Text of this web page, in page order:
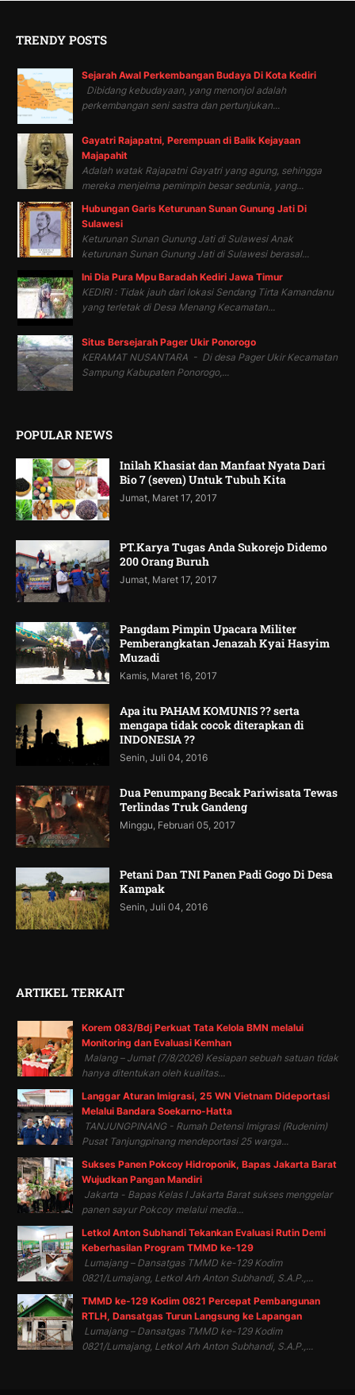
TRENDY POSTS
Sejarah Awal Perkembangan Budaya Di Kota Kediri
Dibidang kebudayaan, yang menonjol adalah
perkembangan seni sastra dan pertunjukan...
Gayatri Rajapatni, Perempuan di Balik Kejayaan
Majapahit
Adalah watak Rajapatni Gayatri yang agung, sehingga
mereka menjelma pemimpin besar sedunia, yang...
Hubungan Garis Keturunan Sunan Gunung Jati Di
Sulawesi
Keturunan Sunan Gunung Jati di Sulawesi Anak
keturunan Sunan Gunung Jati di Sulawesi berasal...
Ini Dia Pura Mpu Baradah Kediri Jawa Timur
KEDIRI : Tidak jauh dari lokasi Sendang Tirta Kamandanu
yang terletak di Desa Menang Kecamatan...
Situs Bersejarah Pager Ukir Ponorogo
KERAMAT NUSANTARA - Di desa Pager Ukir Kecamatan
Sampung Kabupaten Ponorogo,...
POPULAR NEWS
Inilah Khasiat dan Manfaat Nyata Dari
Bio 7 (seven) Untuk Tubuh Kita
Jumat, Maret 17, 2017
PT.Karya Tugas Anda Sukorejo Didemo
200 Orang Buruh
Jumat, Maret 17, 2017
Pangdam Pimpin Upacara Militer
Pemberangkatan Jenazah Kyai Hasyim
Muzadi
Kamis, Maret 16, 2017
Apa itu PAHAM KOMUNIS ?? serta
mengapa tidak cocok diterapkan di
INDONESIA ??
Senin, Juli 04, 2016
Dua Penumpang Becak Pariwisata Tewas
Terlindas Truk Gandeng
Minggu, Februari 05, 2017
Petani Dan TNI Panen Padi Gogo Di Desa
Kampak
Senin, Juli 04, 2016
ARTIKEL TERKAIT
Korem 083/Bdj Perkuat Tata Kelola BMN melalui
Monitoring dan Evaluasi Kemhan
Malang – Jumat (7/8/2026) Kesiapan sebuah satuan tidak
hanya ditentukan oleh kualitas...
Langgar Aturan Imigrasi, 25 WN Vietnam Dideportasi
Melalui Bandara Soekarno-Hatta
TANJUNGPINANG - Rumah Detensi Imigrasi (Rudenim)
Pusat Tanjungpinang mendeportasi 25 warga...
Sukses Panen Pokcoy Hidroponik, Bapas Jakarta Barat
Wujudkan Pangan Mandiri
Jakarta - Bapas Kelas I Jakarta Barat sukses menggelar
panen sayur Pokcoy melalui media...
Letkol Anton Subhandi Tekankan Evaluasi Rutin Demi
Keberhasilan Program TMMD ke-129
Lumajang – Dansatgas TMMD ke-129 Kodim
0821/Lumajang, Letkol Arh Anton Subhandi, S.A.P.,...
TMMD ke-129 Kodim 0821 Percepat Pembangunan
RTLH, Dansatgas Turun Langsung ke Lapangan
Lumajang – Dansatgas TMMD ke-129 Kodim
0821/Lumajang, Letkol Arh Anton Subhandi, S.A.P.,...